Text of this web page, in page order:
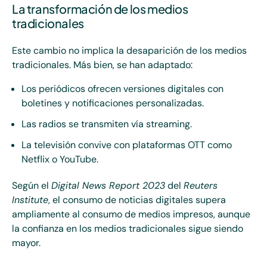
La transformación de los medios
tradicionales
Este cambio no implica la desaparición de los medios
tradicionales. Más bien, se han adaptado:
Los periódicos ofrecen versiones digitales con
boletines y notificaciones personalizadas.
Las radios se transmiten vía streaming.
La televisión convive con plataformas OTT como
Netflix o YouTube.
Según el Digital News Report 2023del Reuters
Institute, el consumo de noticias digitales supera
ampliamente al consumo de medios impresos, aunque
la confianza en los medios tradicionales sigue siendo
mayor.